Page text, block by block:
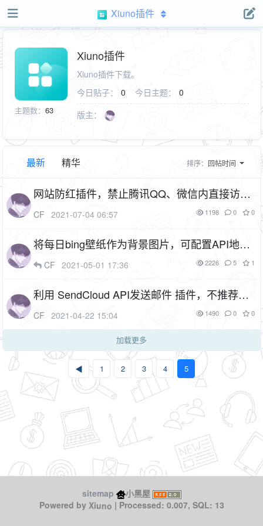
Xiuno插件
主题数： 63
Xiuno插件
Xiuno插件下载。
今日贴子：
0 今日主题：
0
版主：
最新 精华 排序： 回帖时间
网站防红插件，禁止腾讯QQ、微信内直接访问
（cf_nored）
CF 2021-07-04 06:57 1198 0 0
将每日bing壁纸作为背景图片，可配置API地址
（插件名：yunqit_bing）
CF 2021-05-01 17:36 2226 5 1
利用 SendCloud API发送邮件 插件，不推荐使
用（插件名：sendcloud）
CF 2021-04-22 15:04 1490 0 0
加载更多
◀ 1 2 3 4 5
sitemap
小黑屋
Powered by Xiuno | Processed: 0.007, SQL: 13